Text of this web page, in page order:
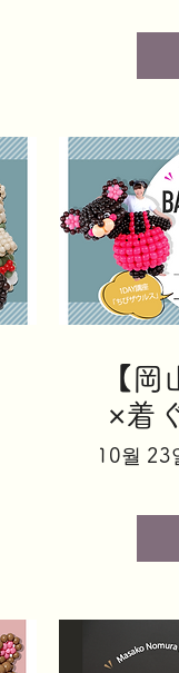
【
×着
ン講
10월 23